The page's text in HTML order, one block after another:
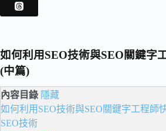
如何利用SEO技術與SEO關鍵字
(中篇)
內容目錄 隱藏
如何利用SEO技術與SEO關鍵字工程師
SEO技術